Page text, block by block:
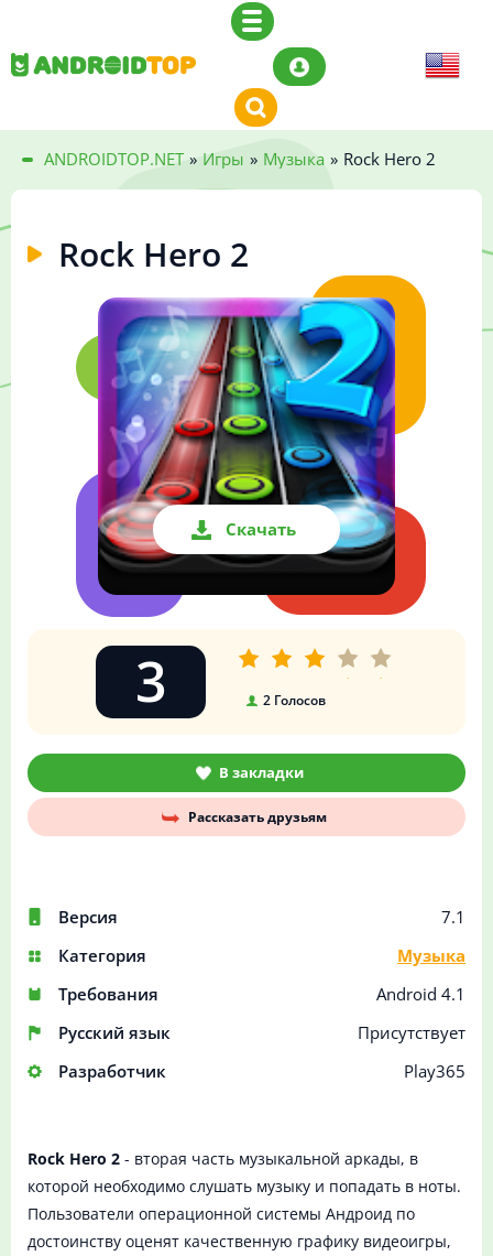
ANDROIDTOP.NET » Игры » Музыка » Rock Hero 2
Rock Hero 2
Скачать
Версия
7.1
Категория
Музыка
Требования
Android 4.1
Русский язык
Присутствует
Разработчик
Play365
3 2Голосов
В закладки
Рассказать друзьям
Rock Hero 2 - вторая часть музыкальной аркады, в
которой необходимо слушать музыку и попадать в ноты.
Пользователи операционной системы Андроид по
достоинству оценят качественную графику видеоигры,